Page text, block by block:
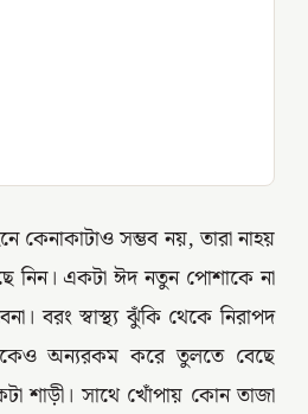
কেনাকাটাও সম্ভব নয়, তারা নাহয়
নিন। একটা ঈদ নতুন পোশাকে না
বরং স্বাস্থ্য ঝুঁকি থেকে নিরাপদ
অন্যরকম করে তুলতে বেছে
শাড়ী। সাথে খোঁপায় কোন তাজা